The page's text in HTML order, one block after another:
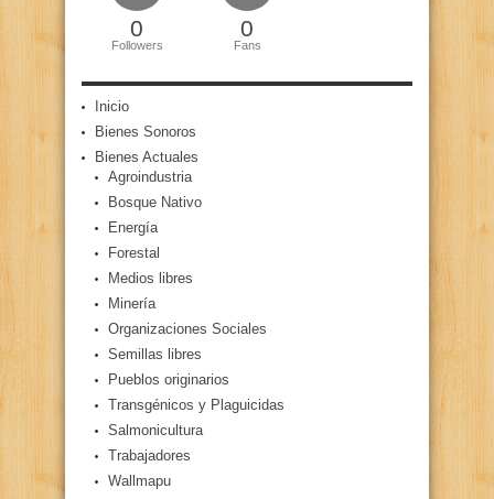
0
Followers
0
Fans
Inicio
Bienes Sonoros
Bienes Actuales
Agroindustria
Bosque Nativo
Energía
Forestal
Medios libres
Minería
Organizaciones Sociales
Semillas libres
Pueblos originarios
Transgénicos y Plaguicidas
Salmonicultura
Trabajadores
Wallmapu